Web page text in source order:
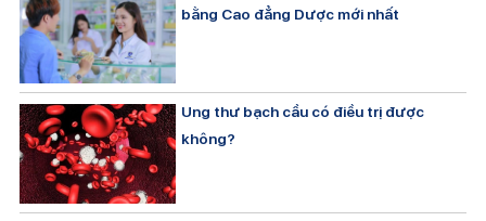
bằng Cao đẳng Dược mới nhất
Ung thư bạch cầu có điều trị được
không?